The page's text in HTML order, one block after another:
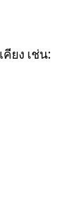
ยง เช่น: